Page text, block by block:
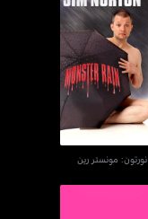
نورتون: مونستر رين
مونستر رين